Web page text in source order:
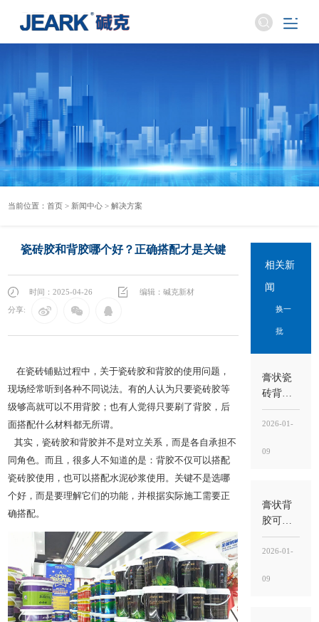
当前位置：首页 > 新闻中心 >解决方案
瓷砖胶和背胶哪个好？正确搭配才是关键
时间：2025-04-26 编辑：碱克新材
分享:
在瓷砖铺贴过程中，关于瓷砖胶和背胶的使用问题，
现场经常听到各种不同说法。有的人认为只要瓷砖胶等
级够高就可以不用背胶；也有人觉得只要刷了背胶，后
面搭配什么材料都无所谓。
其实，瓷砖胶和背胶并不是对立关系，而是各自承担不
同角色。而且，很多人不知道的是：背胶不仅可以搭配
瓷砖胶使用，也可以搭配水泥砂浆使用。关键不是选哪
个好，而是要理解它们的功能，并根据实际施工需要正
确搭配。
相关新
闻
换一
批
膏状瓷
砖背胶
好吗？
好不好
头”，而
性”能不
能落到
工地
2026-01-
09
膏状背
胶可以
刷地面
吗？能
别刷错
2026-01-
09